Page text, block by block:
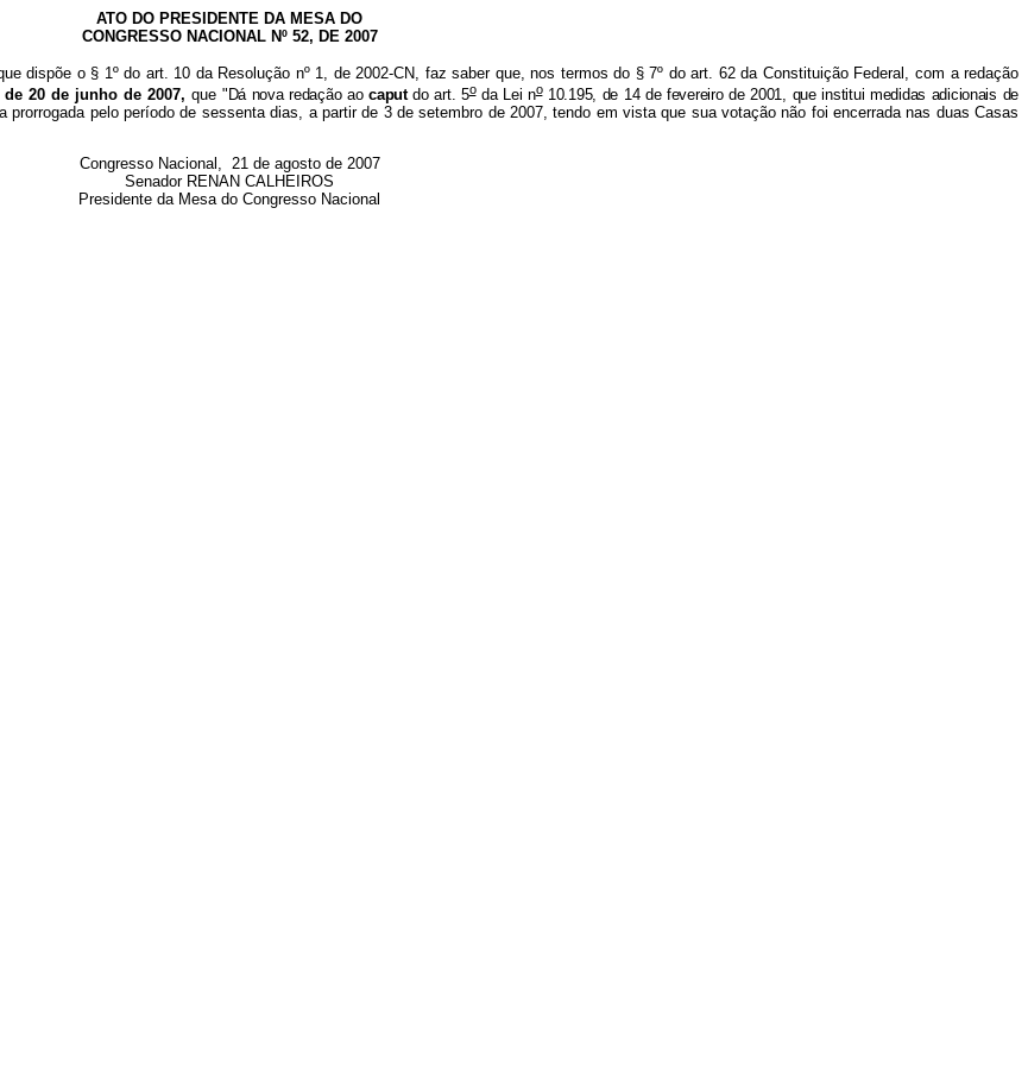
ATO DO PRESIDENTE DA MESA DO
CONGRESSO NACIONAL Nº 52, DE 2007
dispõe o § 1º do art. 10 da Resolução nº 1, de 2002-CN, faz saber que, nos termos do § 7º do art. 62 da Constituição Federal, com a redação
20 de junho de 2007, que " Dá nova redação aocaputdo art. 5oda Lei no10.195, de 14 de fevereiro de 2001, que institui medidas adicionais de
prorrogada pelo período de sessenta dias, a partir de 3 de setembro de 2007, tendo em vista que sua votação não foi encerrada nas duas Casas
Congresso Nacional, 21 de agosto de 2007
Senador RENAN CALHEIROS
Presidente da Mesa do Congresso Nacional